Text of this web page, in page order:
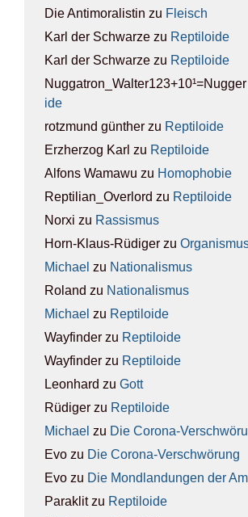
Die Antimoralistin zu Fleisch
Karl der Schwarze zu Rep­ti­lo­ide
Karl der Schwarze zu Rep­ti­lo­ide
Nuggatron_Walter123+10¹=Nugger
ide
rotzmund günther zu Rep­ti­lo­ide
Erzherzog Karl zu Rep­ti­lo­ide
Alfons Wamawu zu Homo­pho­bie
Reptilian_Overlord zu Rep­ti­lo­ide
Norxi zu Ras­sis­mus
Horn-Klaus-Rüdiger zu
Michael zu Natio­na­lis­mus
Roland zu Natio­na­lis­mus
Michael zu Rep­ti­lo­ide
Wayfinder zu Rep­ti­lo­ide
Wayfinder zu Rep­ti­lo­ide
Leonhard zu Gott
Rüdiger zu Rep­ti­lo­ide
Michael zu Die Coro­na-
Evo zu Die Coro­na-Ver­schwö­rung
Evo zu Die Mond­lan­dun­gen der
Paraklitzu Rep­ti­lo­ide